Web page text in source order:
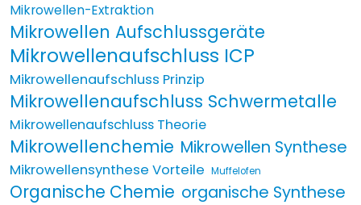
Mikrowellen-Extraktion
Mikrowellen Aufschlussgeräte
Mikrowellenaufschluss ICP
Mikrowellenaufschluss Prinzip
Mikrowellenaufschluss Schwermetalle
Mikrowellenaufschluss Theorie
Mikrowellenchemie Mikrowellen Synthese
Mikrowellensynthese Vorteile Muffelofen
Organische Chemie organische Synthese